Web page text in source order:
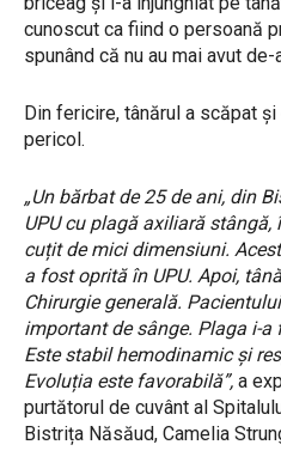
cunoscut ca fiind o persoană
spunând că nu au mai avut de-
Din fericire, tânărul a scăpat
pericol.
„Un bărbat de 25 de ani, din
UPU cu plagă axiliară
cuțit de mici dimensiuni.
a fost oprită în UPU. Apoi,
Chirurgie generală.
important de sânge. Plaga i-
Este stabil hemodinamic și
Evoluția este favorabilă”, a
purtătorul de cuvânt al
Bistrița Năsăud, Camelia